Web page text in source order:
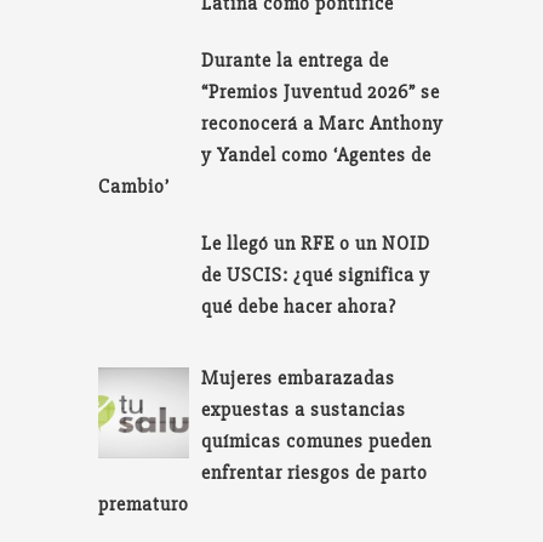
Durante la entrega de
“Premios Juventud 2026” se
reconocerá a Marc Anthony
y Yandel como ‘Agentes de
Cambio’
Le llegó un RFE o un NOID
de USCIS: ¿qué significa y
qué debe hacer ahora?
Mujeres embarazadas
expuestas a sustancias
químicas comunes pueden
enfrentar riesgos de parto
prematuro